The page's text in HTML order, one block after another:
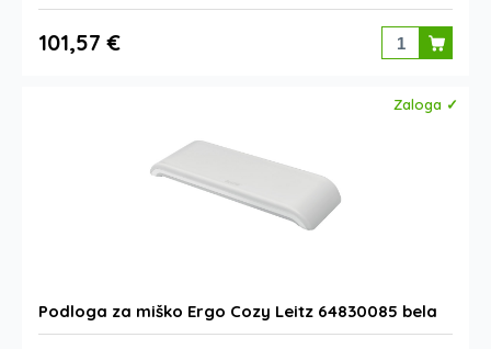
101,57 €
Zaloga ✓
Podloga za miško Ergo Cozy Leitz 64830085 bela